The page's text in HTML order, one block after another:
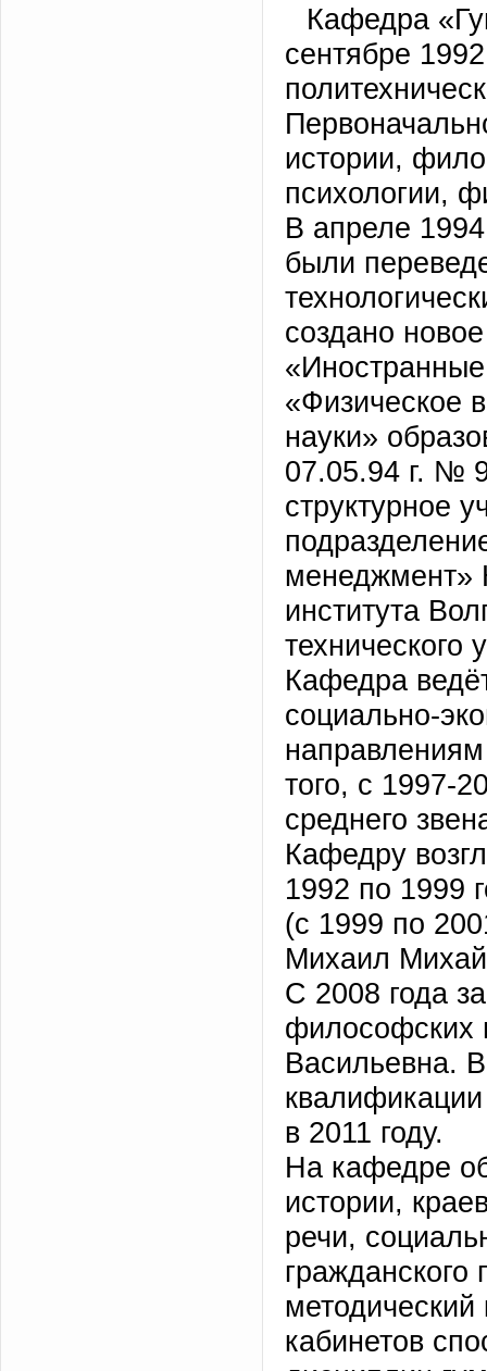
Кафедра
сентябре
истории,
психологии,
В апреле
были
создано
«Физическое
науки»
07.05.94 г. №
структурное
менеджмент»
института
технического
Кафедра
социально-
того, с 1997-
среднего
Кафедру
1992 по 1999
(с 1999 по
Михаил
С 2008 года
философских
Васильевна.
в 2011 году.
На кафедре
истории,
речи,
гражданского
кабинетов